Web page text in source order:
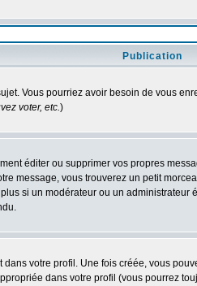
Publication
Vous pourriez avoir besoin de vous
voter, etc.)
éditer ou supprimer vos propres
message, vous trouverez un petit
si un modérateur ou un
votre profil. Une fois créée, vous
dans votre profil (vous pourrez